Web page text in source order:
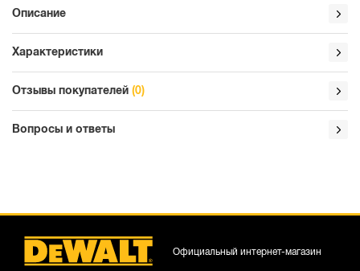
Описание
Характеристики
Отзывы покупателей (0)
Вопросы и ответы
Официальный интернет-магазин